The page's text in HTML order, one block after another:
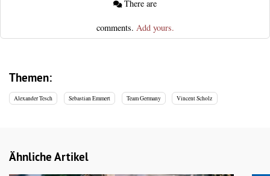
comments. Add yours.
Themen:
Alexander Tesch Sebastian Emmert Team Germany Vincent Scholz
Ähnliche Artikel